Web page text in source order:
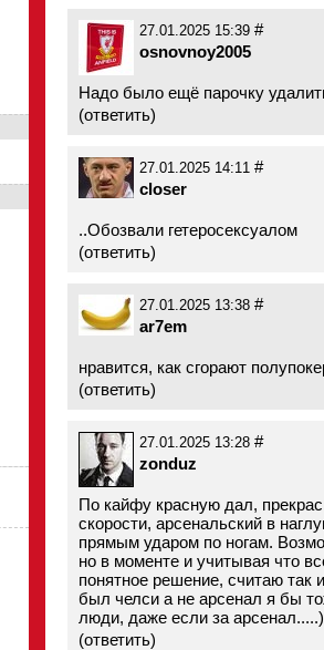
27.01.2025 15:39 #
osnovnoy2005
Надо было ещё парочку
(ответить)
27.01.2025 14:11 #
closer
..Обозвали гетеросексуалом
(ответить)
27.01.2025 13:38 #
ar7em
нравится, как сгорают
(ответить)
27.01.2025 13:28 #
zonduz
По кайфу красную дал,
скорости, арсенальский в
прямым ударом по ногам.
но в моменте и учитывая что
понятное решение, считаю так
был челси а не арсенал я бы
люди, даже если за арсенал.....)
(ответить)